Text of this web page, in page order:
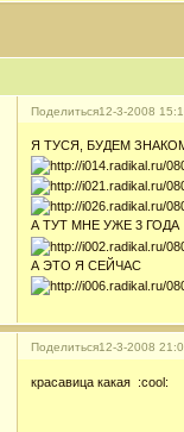
Поделиться12-3-2008
Я ТУСЯ, БУДЕМ
А ТУТ МНЕ УЖЕ 3 ГОДА
А ЭТО Я СЕЙЧАС
Поделиться12-3-2008
красавица какая :cool: